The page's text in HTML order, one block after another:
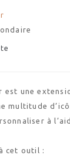
est une
multitude
à
cet outil :